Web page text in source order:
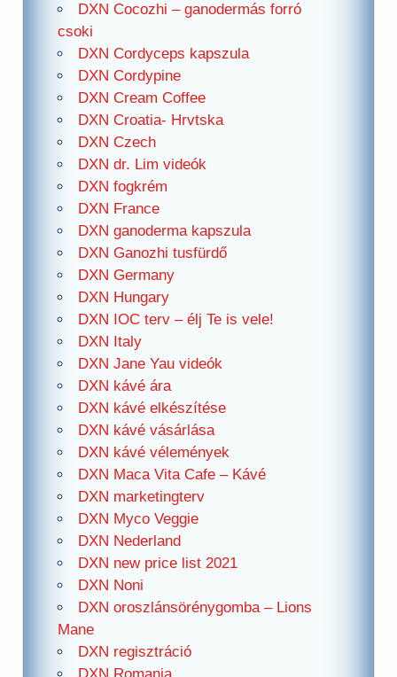
DXN Cocozhi – ganodermás forró
csoki
DXN Cordyceps kapszula
DXN Cordypine
DXN Cream Coffee
DXN Croatia- Hrvtska
DXN Czech
DXN dr. Lim videók
DXN fogkrém
DXN France
DXN ganoderma kapszula
DXN Ganozhi tusfürdő
DXN Germany
DXN Hungary
DXN IOC terv – élj Te is vele!
DXN Italy
DXN Jane Yau videók
DXN kávé ára
DXN kávé elkészítése
DXN kávé vásárlása
DXN kávé vélemények
DXN Maca Vita Cafe – Kávé
DXN marketingterv
DXN Myco Veggie
DXN Nederland
DXN new price list 2021
DXN Noni
DXN oroszlánsörénygomba – Lions
Mane
DXN regisztráció